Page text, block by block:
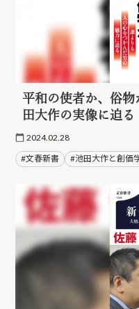
平和の使者か、俗
田大作の実像に迫る
2024.02.28
#文春新書 #池田大作と創価